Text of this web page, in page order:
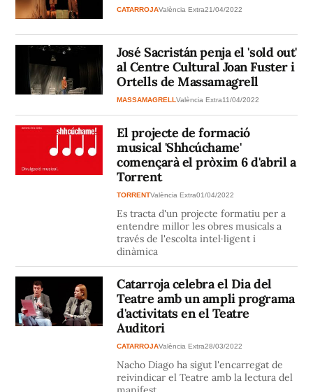
CATARROJAValència Extra21/04/2022
José Sacristán penja el 'sold out'
al Centre Cultural Joan Fuster i
Ortells de Massamagrell
MASSAMAGRELLValència Extra11/04/2022
El projecte de formació
musical 'Shhcúchame'
començarà el pròxim 6 d'abril a
Torrent
TORRENTValència Extra01/04/2022
Es tracta d'un projecte formatiu per a
entendre millor les obres musicals a
través de l'escolta intel·ligent i
dinàmica
Catarroja celebra el Dia del
Teatre amb un ampli programa
d'activitats en el Teatre
Auditori
CATARROJAValència Extra28/03/2022
Nacho Diago ha sigut l'encarregat de
reivindicar el Teatre amb la lectura del